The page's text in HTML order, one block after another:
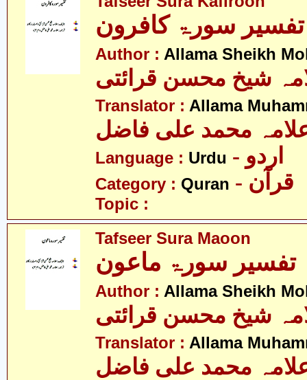
تفسیر سورۃ کافرون
Author : Allama Sheikh
شیخ محسن قرائتی
Translator : Allama
محمد علی فاضل
Language : Urdu - اردو
Category : Quran - قرآن
Topic :
Tafseer Sura Maoon
تفسیر سورۃ ماعون
Author : Allama Sheikh
شیخ محسن قرائتی
Translator : Allama
محمد علی فاضل